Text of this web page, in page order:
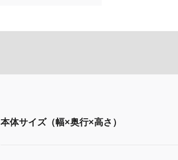
本体サイズ（幅×奥行×高さ）